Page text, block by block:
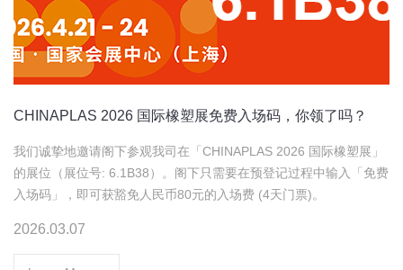
CHINAPLAS 2026 国际橡塑展免费入场码，你领了吗？
我们诚挚地邀请阁下参观我司在「CHINAPLAS 2026 国际橡塑展」
的展位（展位号: 6.1B38）。阁下只需要在预登记过程中输入「免费
入场码」，即可获豁免人民币80元的入场费 (4天门票)。
2026.03.07